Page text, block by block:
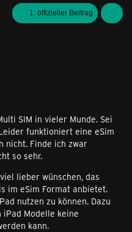
1. offizieller Beitrag
SIM in vieler Munde. Sei
funktioniert eine eSim
nicht. Finde ich zwar
so sehr.
lieber wünschen, das
im eSim Format anbietet.
nutzen zu können. Dazu
Modelle keine
kann.